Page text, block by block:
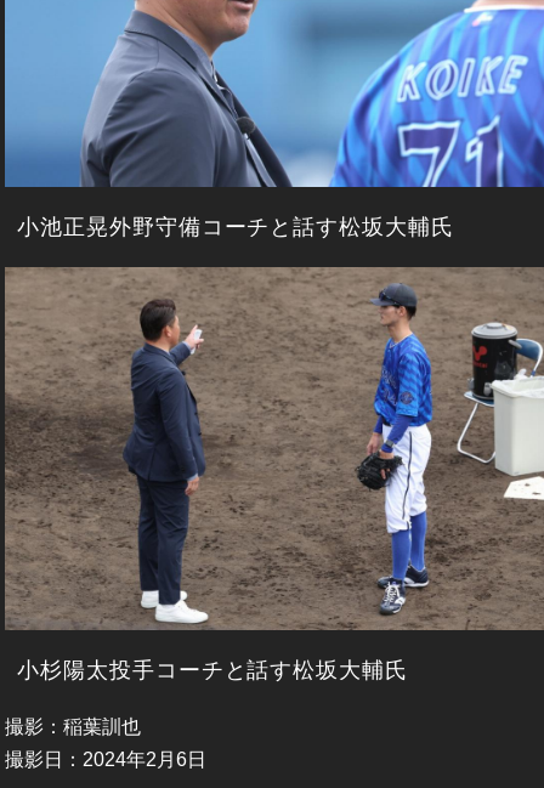
小池正晃外野守備コーチと話す松坂大輔氏
小杉陽太投手コーチと話す松坂大輔氏
撮影：稲葉訓也
撮影日：2024年2月6日